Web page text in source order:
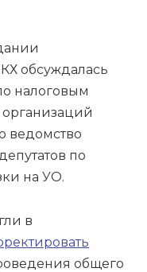
обсуждалась
налоговым
ведомство
по
на УО.
в
общего